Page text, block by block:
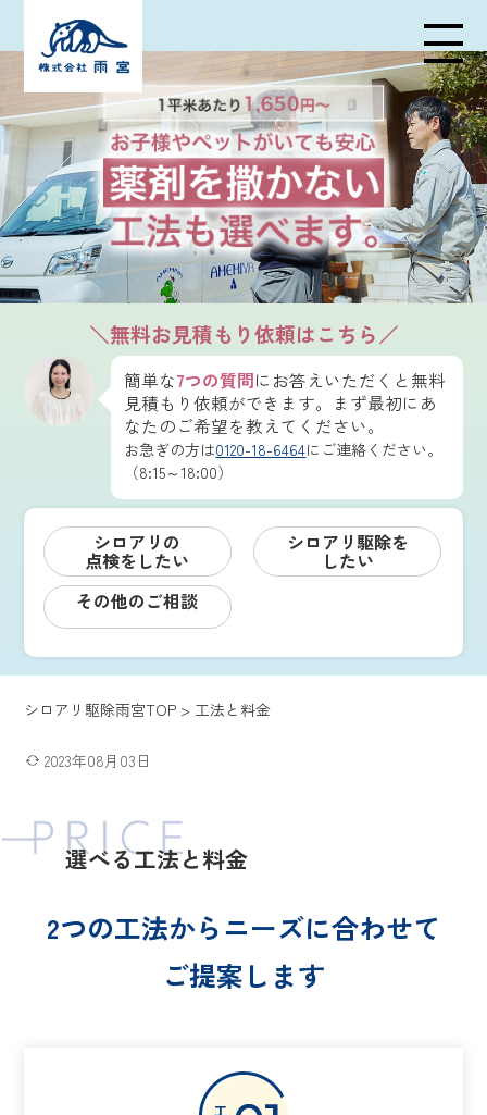
＼無料お見積もり依頼はこちら／
簡単な7つの質問にお答えいただくと無料
見積もり依頼ができます。まず最初にあ
なたのご希望を教えてください。
お急ぎの方は0120-18-6464にご連絡ください。
（8:15～18:00）
シロアリの
点検をしたい
シロアリ駆除を
したい
その他のご相談
シロアリ駆除雨宮TOP >工法と料金
2023年08月03日
選べる工法と料金
2つの工法からニーズに合わせて
ご提案します